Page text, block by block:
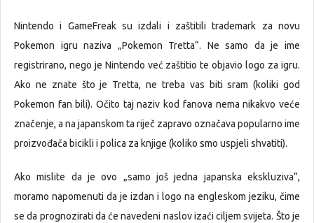
Nintendo i GameFreak su izdali i zaštitili trademark za novu
Pokemon igru naziva „Pokemon Tretta“. Ne samo da je ime
registrirano, nego je Nintendo već zaštitio te objavio logo za igru.
Ako ne znate što je Tretta, ne treba vas biti sram (koliki god
Pokemon fan bili). Očito taj naziv kod fanova nema nikakvo veće
značenje, a na japanskom ta riječ zapravo označava popularno ime
proizvođača bicikli i polica za knjige (koliko smo uspjeli shvatiti).
Ako mislite da je ovo „samo još jedna japanska ekskluziva“,
moramo napomenuti da je izdan i logo na engleskom jeziku, čime
se da prognozirati da će navedeni naslov izaći ciljem svijeta. Što je